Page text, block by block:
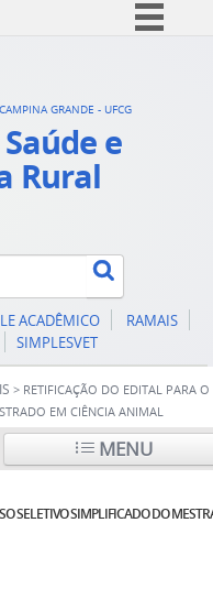
Acesso à informação
Legislação
GRANDE - UFCG
e
Rural
ACADÊMICO
RAMAIS
SIMPLESVET
> RETIFICAÇÃO DO EDITAL PARA O
EM CIÊNCIA ANIMAL
MENU
SELETIVO SIMPLIFICADO DO